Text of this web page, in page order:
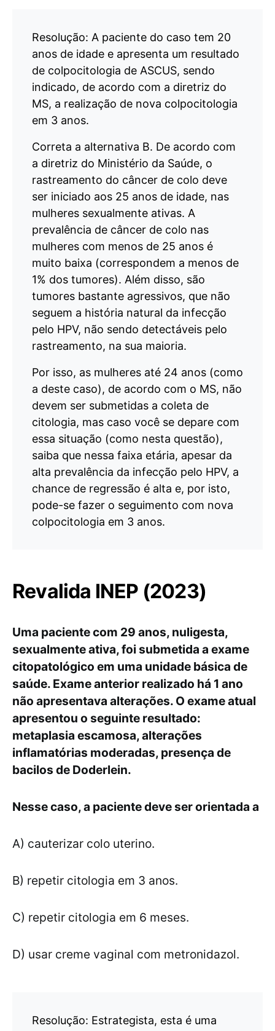
Resolução: A paciente do caso tem 20
anos de idade e apresenta um resultado
de colpocitologia de ASCUS, sendo
indicado, de acordo com a diretriz do
MS, a realização de nova colpocitologia
em 3 anos.
Correta a alternativa B. De acordo com
a diretriz do Ministério da Saúde, o
rastreamento do câncer de colo deve
ser iniciado aos 25 anos de idade, nas
mulheres sexualmente ativas. A
prevalência de câncer de colo nas
mulheres com menos de 25 anos é
muito baixa (correspondem a menos de
1% dos tumores). Além disso, são
tumores bastante agressivos, que não
seguem a história natural da infecção
pelo HPV, não sendo detectáveis pelo
rastreamento, na sua maioria.
Por isso, as mulheres até 24 anos (como
a deste caso), de acordo com o MS, não
devem ser submetidas a coleta de
citologia, mas caso você se depare com
essa situação (como nesta questão),
saiba que nessa faixa etária, apesar da
alta prevalência da infecção pelo HPV, a
chance de regressão é alta e, por isto,
pode-se fazer o seguimento com nova
colpocitologia em 3 anos.
Revalida INEP (2023)
Uma paciente com 29 anos, nuligesta,
sexualmente ativa, foi submetida a exame
citopatológico em uma unidade básica de
saúde. Exame anterior realizado há 1 ano
não apresentava alterações. O exame atual
apresentou o seguinte resultado:
metaplasia escamosa, alterações
inflamatórias moderadas, presença de
bacilos de Doderlein.
Nesse caso, a paciente deve ser orientada a
A) cauterizar colo uterino.
B) repetir citologia em 3 anos.
C) repetir citologia em 6 meses.
D) usar creme vaginal com metronidazol.
Resolução: Estrategista, esta é uma